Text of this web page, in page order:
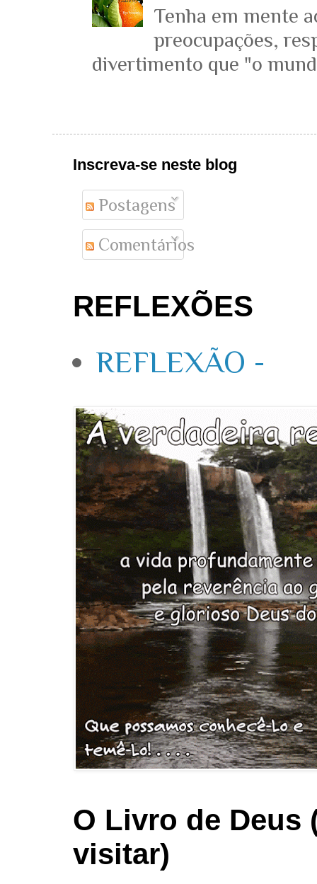
Tenha em mente
preocupações,
divertimento que "o
Inscreva-se neste blog
Postagens
Comentários
REFLEXÕES
REFLEXÃO -
O Livro de Deus
visitar)